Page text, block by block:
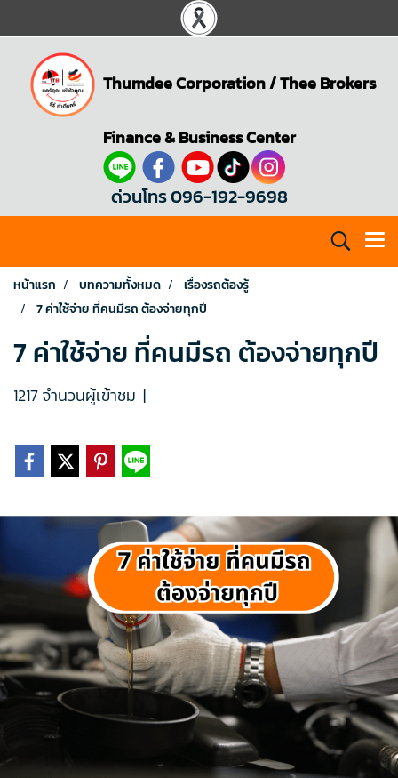
Thumdee Corporation/Thee Brokers
Finance & Business Center
ด่วนโทร 096-192-9698
หน้าแรก บทความทั้งหมด
เรื่องรถต้องรู้
7 ค่าใช้จ่าย ที่คนมีรถ ต้องจ่ายทุกปี
7 ค่าใช้จ่าย ที่คนมีรถ ต้องจ่ายทุกปี
1217 จำนวนผู้เข้าชม |